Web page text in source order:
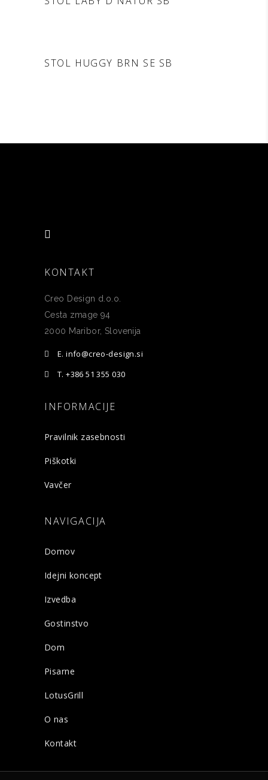
STOL HUGGY BRN SE SB
KONTAKT
Creo Design d.o.o.
Cesta zmage 94
2000 Maribor, Slovenija
E. info@creo-design.si
T. +386 51 355 030
INFORMACIJE
Pravilnik zasebnosti
Piškotki
Vavčer
NAVIGACIJA
Domov
Idejni koncept
Izvedba
Gostinstvo
Dom
Pisarne
LotusGrill
O nas
Kontakt